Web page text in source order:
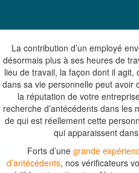
La contribution d’un employé
désormais plus à ses heures de
lieu de travail, la façon dont il agit,
dans sa vie personnelle peut avoir
la réputation de votre
recherche d’antécédents dans
de qui est réellement cette
qui apparaissent
Forts d’une grande
d’antécédents, nos vérificateurs